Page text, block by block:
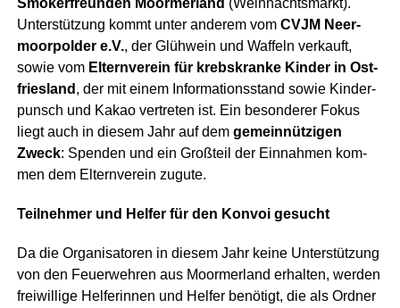
Unter­stüt­zung kommt unter ande­rem vom CVJM Neer­
moor­pol­der e.V., der Glüh­wein und Waf­feln ver­kauft,
sowie vom Eltern­ver­ein für krebs­kran­ke Kin­der in Ost­
fries­land , der mit einem Infor­ma­ti­ons­stand sowie Kin­der­
punsch und Kakao ver­tre­ten ist. Ein beson­de­rer Fokus
liegt auch in die­sem Jahr auf dem gemein­nüt­zi­gen
Zweck: Spen­den und ein Groß­teil der Ein­nah­men kom­
men dem Eltern­ver­ein zugute.
Teil­neh­mer und Hel­fer für den Kon­voi gesucht
Da die Orga­ni­sa­to­ren in die­sem Jahr kei­ne Unter­stüt­zung
von den Feu­er­weh­ren aus Moorm­er­land erhal­ten, wer­den
frei­wil­li­ge Hel­fe­rin­nen und Hel­fer benö­tigt, die als Ord­ner